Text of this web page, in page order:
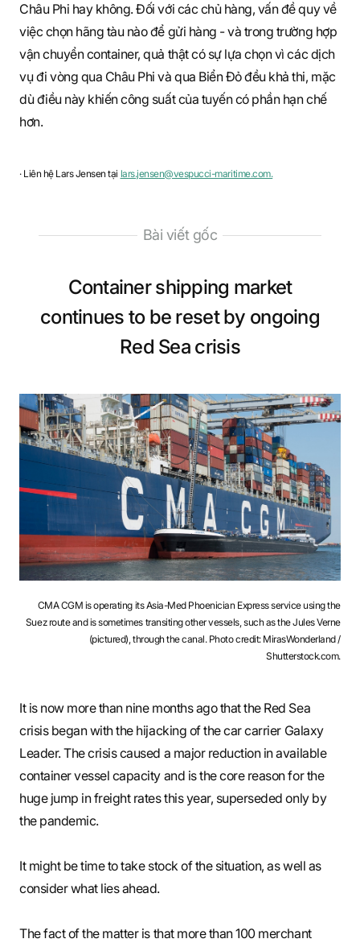
Châu Phi hay không. Đối với các chủ hàng, vấn đề quy về
việc chọn hãng tàu nào để gửi hàng - và trong trường hợp
vận chuyển container, quả thật có sự lựa chọn vì các dịch
vụ đi vòng qua Châu Phi và qua Biển Đỏ đều khả thi, mặc
dù điều này khiến công suất của tuyến có phần hạn chế
hơn.
· Liên hệ Lars Jensen tại lars.jensen@vespucci-maritime.com.
Bài viết gốc
Container shipping market
continues to be reset by ongoing
Red Sea crisis
CMA CGM is operating its Asia-Med Phoenician Express service using the
Suez route and is sometimes transiting other vessels, such as the Jules Verne
(pictured), through the canal. Photo credit: MirasWonderland /
Shutterstock.com.
It is now more than nine months ago that the Red Sea
crisis began with the hijacking of the car carrier Galaxy
Leader. The crisis caused a major reduction in available
container vessel capacity and is the core reason for the
huge jump in freight rates this year, superseded only by
the pandemic.
It might be time to take stock of the situation, as well as
consider what lies ahead.
The fact of the matter is that more than 100 merchant